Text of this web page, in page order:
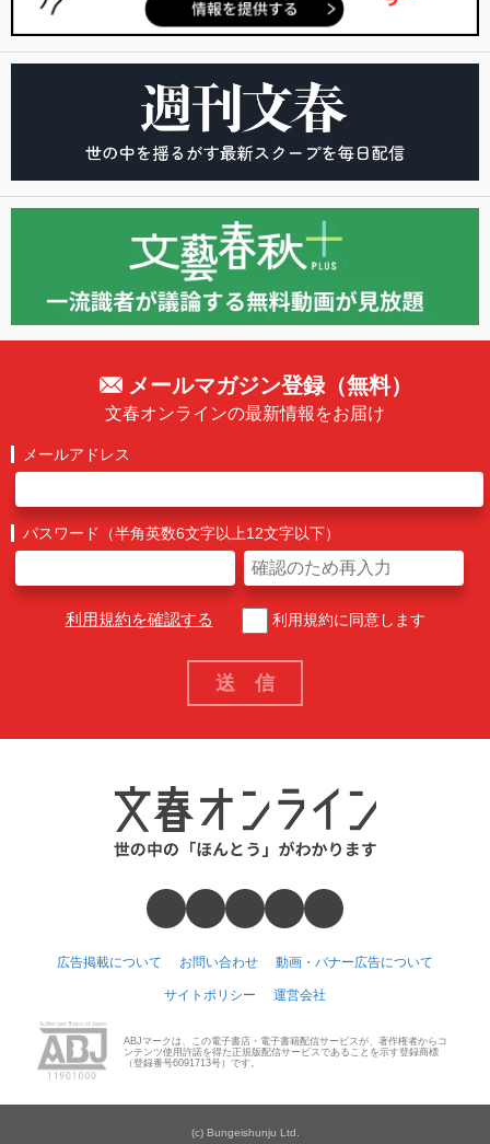
メールマガジン登録（無料）
文春オンラインの最新情報をお届け
メールアドレス
パスワード（半角英数6文字以上12文字以下）
利用規約を確認する 利用規約に同意します
広告掲載について お問い合わせ 動画・バナー広告について
サイトポリシー 運営会社
ABJマークは、この電子書店・電子書籍配信サービスが、著作権者からコ
ンテンツ使用許諾を得た正規版配信サービスであることを示す登録商標
（登録番号6091713号）です。
(c) Bungeishunju Ltd.